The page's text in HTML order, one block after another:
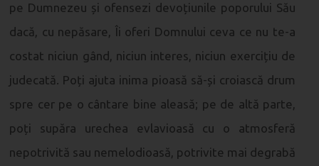
pe Dumnezeu și ofensezi devoțiunile poporului Său
dacă, cu nepăsare, Îi oferi Domnului ceva ce nu te-a
costat niciun gând, niciun interes, niciun exercițiu de
judecată. Poți ajuta inima pioasă să-și croiască drum
spre cer pe o cântare bine aleasă; pe de altă parte,
poți supăra urechea evlavioasă cu o atmosferă
nepotrivită sau nemelodioasă, potrivite mai degrabă